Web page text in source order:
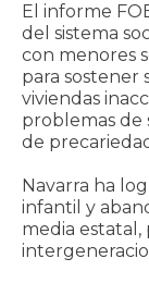
El informe
del sistema
con menores
para sostener
viviendas
problemas
de
Navarra ha
infantil y
media estatal,